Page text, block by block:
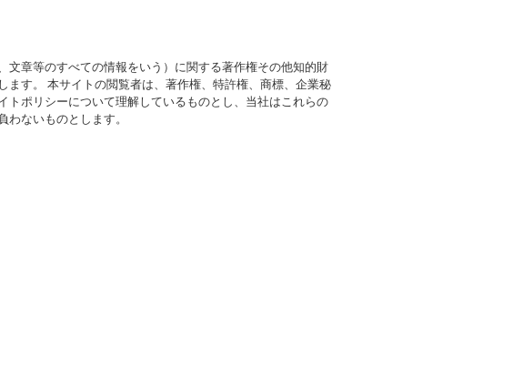
章等のすべての情報をいう）に関する著作権その他知的財
す。 本サイトの閲覧者は、著作権、特許権、商標、企業秘
トポリシーについて理解しているものとし、当社はこれらの
ないものとします。